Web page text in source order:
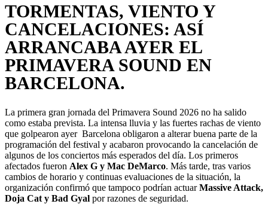
TORMENTAS, VIENTO Y
CANCELACIONES: ASÍ
ARRANCABA AYER EL
PRIMAVERA SOUND EN
BARCELONA.
La primera gran jornada del Primavera Sound 2026 no ha salido
como estaba prevista. La intensa lluvia y las fuertes rachas de viento
que golpearon ayer Barcelona obligaron a alterar buena parte de la
programación del festival y acabaron provocando la cancelación de
algunos de los conciertos más esperados del día. Los primeros
afectados fueron Alex G y Mac DeMarco. Más tarde, tras varios
cambios de horario y continuas evaluaciones de la situación, la
organización confirmó que tampoco podrían actuarMassive Attack,
Doja Cat y Bad Gyal por razones de seguridad.